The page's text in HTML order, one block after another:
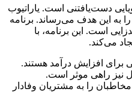
دست‌یافتنی است. یاراتیوب
به این هدف می‌رساند. برنامه
است. این برنامه، با
می‌کند.
برای افزایش درآمد هستند.
نیز راهی موثر است.
را به مشتریان وفادار